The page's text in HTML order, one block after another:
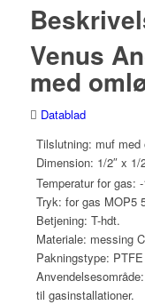
Venus
med
Datablad
Tilslutning: muf med
Dimension: 1/2″ x 1/
Temperatur for
Tryk: for gas MOP5
Betjening: T-hdt.
Materiale: messing
Pakningstype: PTFE
til gasinstallationer.